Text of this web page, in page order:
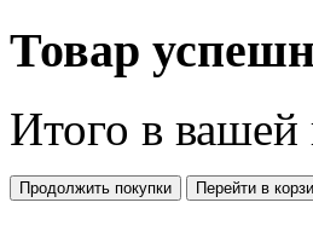
Товар
Итого в вашей
Продолжить покупки Перейти в